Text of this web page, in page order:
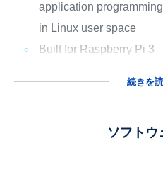
application
in Linux user space
Built for Raspberry Pi 3
続きを
ソフトウ